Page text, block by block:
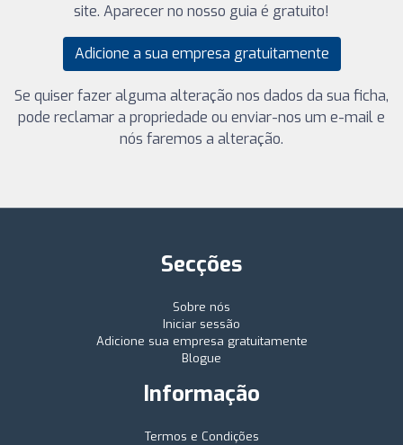
site. Aparecer no nosso guia é gratuito!
Adicione a sua empresa gratuitamente
Se quiser fazer alguma alteração nos dados da sua ficha,
pode reclamar a propriedade ou enviar-nos um e-mail e
nós faremos a alteração.
Secções
Sobre nós
Iniciar sessão
Adicione sua empresa gratuitamente
Blogue
Informação
Termos e Condições